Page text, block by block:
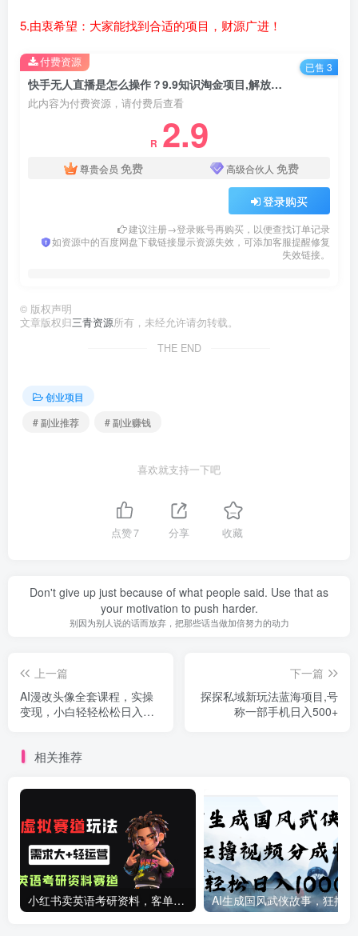
5.由衷希望：大家能找到合适的项目，财源广进！
快手无人直播是怎么操作？9.9知识淘金项目,解放双手,号称日入500+
此内容为付费资源，请付费后查看
R 2.9
尊贵会员 免费 高级合伙人 免费
登录购买
建议注册→登录账号再购买，以便查找订单记录
如资源中的百度网盘下载链接显示资源失效，可添加客服提醒修复
失效链接。
付费资源 已售 3
© 版权声明
文章版权归三青资源所有，未经允许请勿转载。
THE END
创业项目
# 副业推荐
# 副业赚钱
喜欢就支持一下吧
点赞7 分享 收藏
Don't give up just because of what people said. Use that as
your motivation to push harder.
别因为别人说的话而放弃，把那些话当做加倍努力的动力
上一篇
AI漫改头像全套课程，实操
变现，小白轻轻松松日入
下一篇
探探私域新玩法蓝海项目,号
称一部手机日入500+
相关推荐
小红书卖英语考研资料，客单价9.9，250天卖了16w!